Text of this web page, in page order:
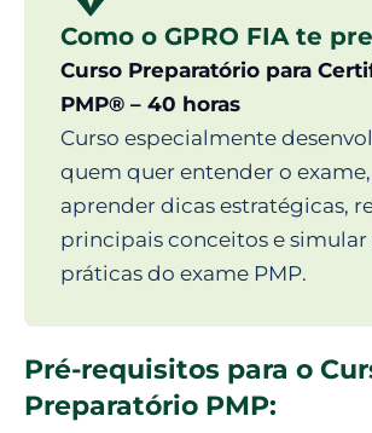
Como o GPRO FIA te
Curso Preparatório para
PMP® – 40 horas
Curso especialmente
quem quer entender o exame,
aprender dicas estratégicas,
principais conceitos e simular
práticas do exame PMP.
Pré-requisitos para o
Preparatório PMP: